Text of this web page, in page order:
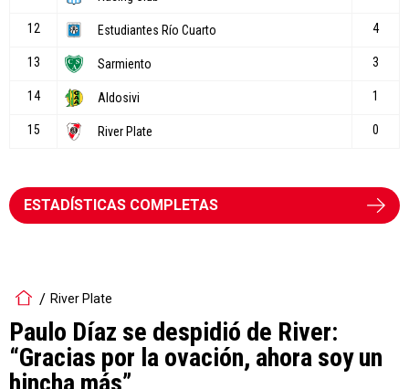
ESTADÍSTICAS COMPLETAS
“Gracias por la ovación, ahora soy un
hincha más”
Luego de haber sido presentado en Atlanta United,
Paulo Díaz le dedicó unas palabras a los hinchas de